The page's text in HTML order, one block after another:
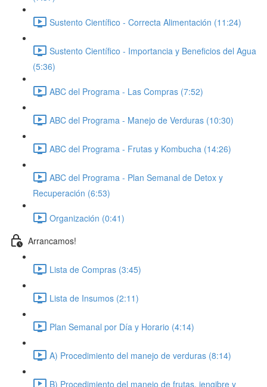
Sustento Científico - Correcta Alimentación (11:24)
Sustento Científico - Importancia y Beneficios del Agua
(5:36)
ABC del Programa - Las Compras (7:52)
ABC del Programa - Manejo de Verduras (10:30)
ABC del Programa - Frutas y Kombucha (14:26)
ABC del Programa - Plan Semanal de Detox y
Recuperación (6:53)
Organización (0:41)
Arrancamos!
Lista de Compras (3:45)
Lista de Insumos (2:11)
Plan Semanal por Día y Horario (4:14)
A) Procedimiento del manejo de verduras (8:14)
B) Procedimiento del manejo de frutas, jengibre y